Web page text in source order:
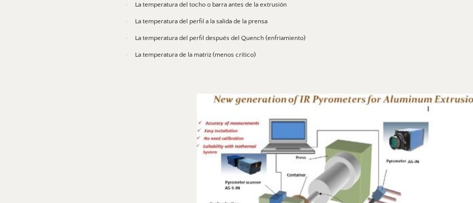
·     La temperatura del tocho o barra antes de la extrusión
·     La temperatura del perfil a la salida de la prensa
·     La temperatura del perfil después del Quench (enfriamiento)
·     La temperatura de la matriz (menos crítico)